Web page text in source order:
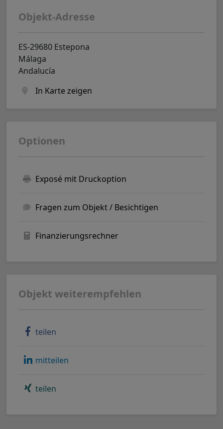
Objekt-Adresse
ES-29680 Estepona
Málaga
Andalucía
In Karte zeigen
Optionen
Exposé mit Druckoption
Fragen zum Objekt / Besichtigen
Finanzierungsrechner
Objekt weiterempfehlen
teilen
mitteilen
teilen